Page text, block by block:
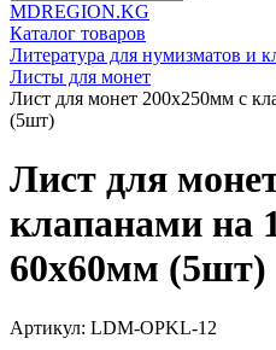
MDREGION.KG
Каталог товаров
Литература для нумизматов и
Листы для монет
Лист для монет 200х250мм с
(5шт)
Лист для
клапанами на
60х60мм (5шт)
Артикул: LDM-OPKL-12